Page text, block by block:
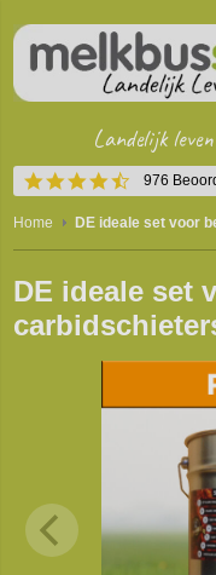
4.5
star
rating
976
Landelijk
Home DE ideale set voor
DE ideale set